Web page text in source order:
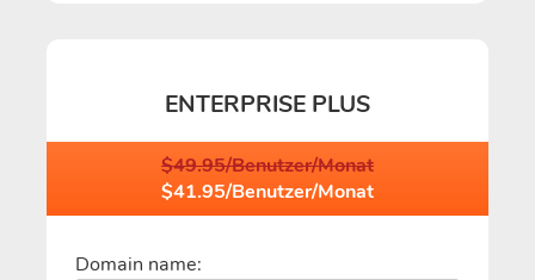
ENTERPRISE PLUS
$49.95/Benutzer/Monat
$41.95/Benutzer/Monat
Domain name: